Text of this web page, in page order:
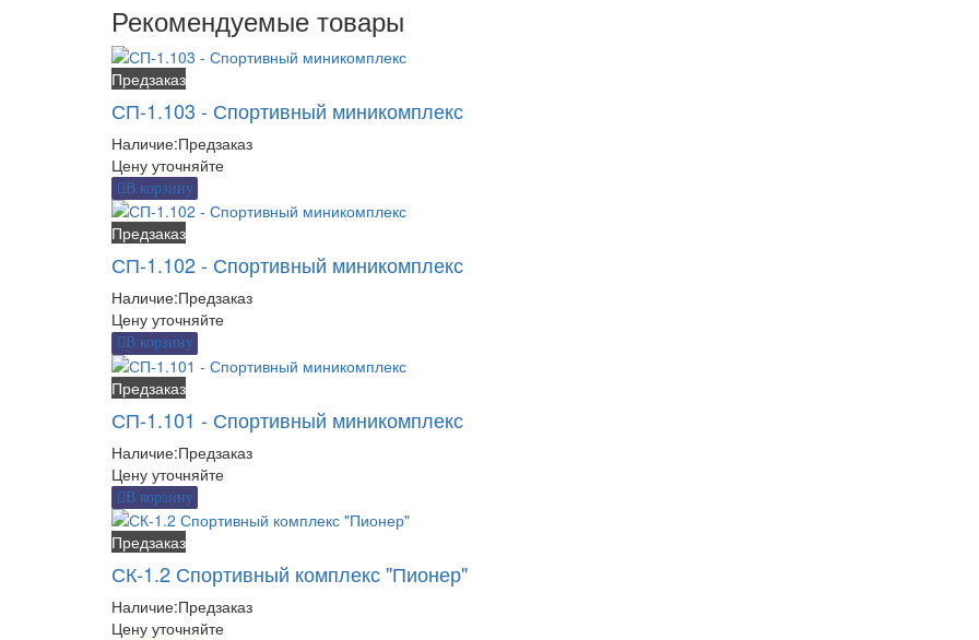
Рекомендуемые товары
Предзаказ
СП-1.103 - Спортивный миникомплекс
Наличие:Предзаказ
Цену уточняйте
В корзину
Предзаказ
СП-1.102 - Спортивный миникомплекс
Наличие:Предзаказ
Цену уточняйте
В корзину
Предзаказ
СП-1.101 - Спортивный миникомплекс
Наличие:Предзаказ
Цену уточняйте
В корзину
Предзаказ
СК-1.2 Спортивный комплекс "Пионер"
Наличие:Предзаказ
Цену уточняйте